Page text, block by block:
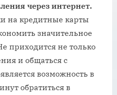
через интернет.
на кредитные карты
значительное
приходится не только
и общаться с
возможность в
обратиться в